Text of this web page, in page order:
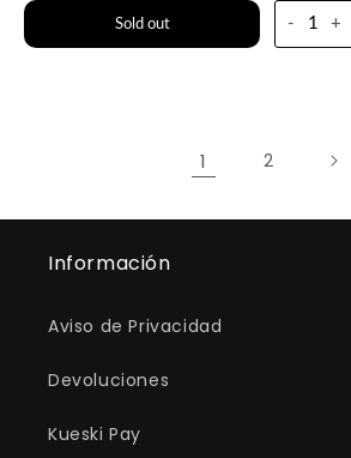
oferta
Sold out - +
1 2
Información
Aviso de Privacidad
Devoluciones
Kueski Pay